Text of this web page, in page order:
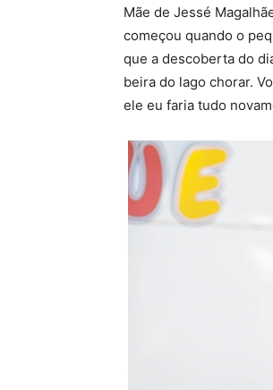
Mãe de Jessé
começou quando o
que a descoberta do
beira do lago chorar.
ele eu faria tudo